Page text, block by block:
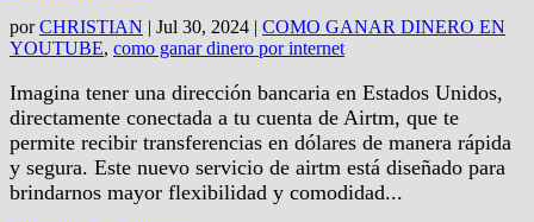
porCHRISTIAN | Jul 30, 2024 | COMO GANAR DINERO EN
YOUTUBE, como ganar dinero por internet
Imagina tener una dirección bancaria en Estados Unidos,
directamente conectada a tu cuenta de Airtm, que te
permite recibir transferencias en dólares de manera rápida
y segura. Este nuevo servicio de airtm está diseñado para
brindarnos mayor flexibilidad y comodidad...